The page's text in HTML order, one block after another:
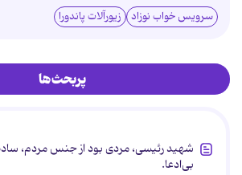
سرویس خواب نوزاد زیورآلات پاندورا
پربحث‌ها
شهید رئیسی، مردی بود از جنس مردم،
بی‌ادعا.